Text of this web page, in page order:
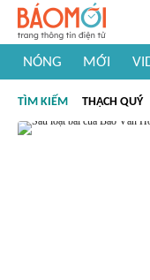
NÓNG MỚI
#Khám phá thế giới
TÌM KIẾM THẠCH QUÝ